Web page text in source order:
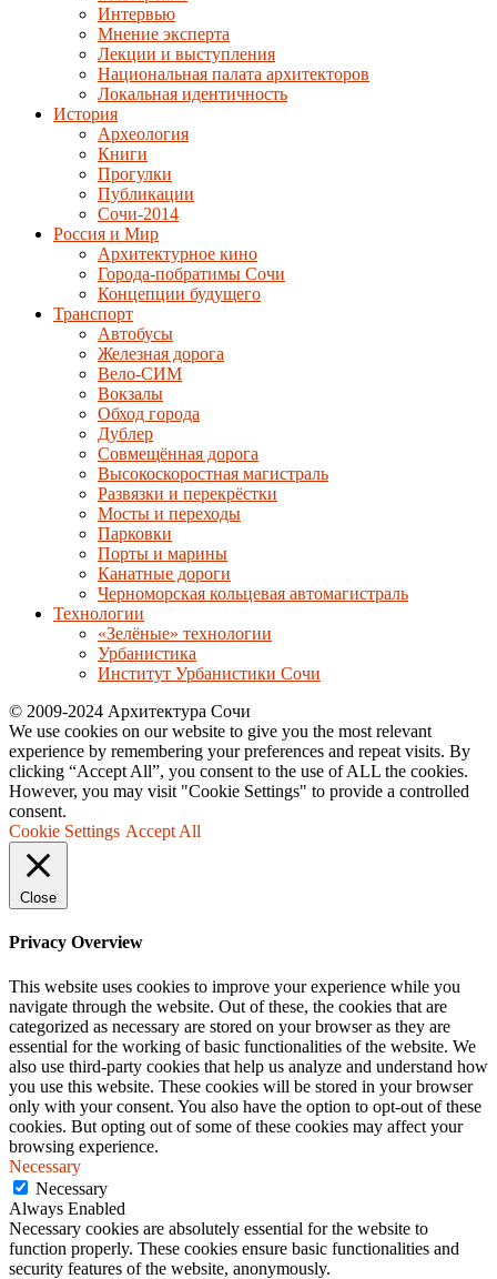
Интервью
Мнение эксперта
Лекции и выступления
Национальная палата архитекторов
Локальная идентичность
История
Археология
Книги
Прогулки
Публикации
Сочи-2014
Россия и Мир
Архитектурное кино
Города-побратимы Сочи
Концепции будущего
Транспорт
Автобусы
Железная дорога
Вело-СИМ
Вокзалы
Обход города
Дублер
Совмещённая дорога
Высокоскоростная магистраль
Развязки и перекрёстки
Мосты и переходы
Парковки
Порты и марины
Канатные дороги
Черноморская кольцевая автомагистраль
Технологии
«Зелёные» технологии
Урбанистика
Институт Урбанистики Сочи
© 2009-2024 Архитектура Сочи
We use cookies on our website to give you the most relevant
experience by remembering your preferences and repeat visits. By
clicking “Accept All”, you consent to the use of ALL the cookies.
However, you may visit "Cookie Settings" to provide a controlled
consent.
Cookie Settings Accept All
Close
Privacy Overview
This website uses cookies to improve your experience while you
navigate through the website. Out of these, the cookies that are
categorized as necessary are stored on your browser as they are
essential for the working of basic functionalities of the website. We
also use third-party cookies that help us analyze and understand how
you use this website. These cookies will be stored in your browser
only with your consent. You also have the option to opt-out of these
cookies. But opting out of some of these cookies may affect your
browsing experience.
Necessary
Necessary
Always Enabled
Necessary cookies are absolutely essential for the website to
function properly. These cookies ensure basic functionalities and
security features of the website, anonymously.